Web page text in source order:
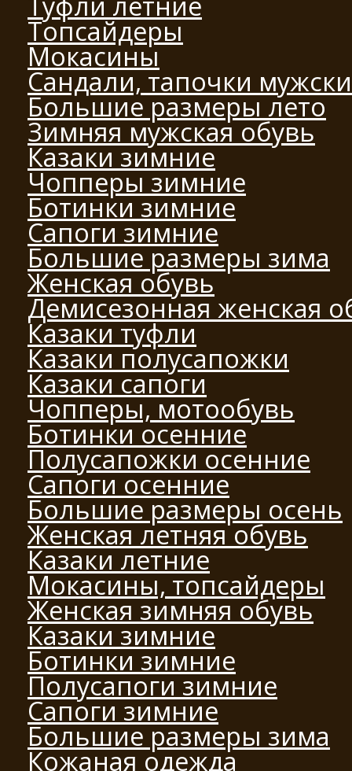
Топсайдеры
Мокасины
Сандали, тапочки
Большие размеры лето
Зимняя мужская обувь
Казаки зимние
Чопперы зимние
Ботинки зимние
Сапоги зимние
Большие размеры зима
Женская обувь
Демисезонная женская
Казаки туфли
Казаки полусапожки
Казаки сапоги
Чопперы, мотообувь
Ботинки осенние
Полусапожки осенние
Сапоги осенние
Большие размеры осень
Женская летняя обувь
Казаки летние
Мокасины, топсайдеры
Женская зимняя обувь
Казаки зимние
Ботинки зимние
Полусапоги зимние
Сапоги зимние
Большие размеры зима
Кожаная одежда